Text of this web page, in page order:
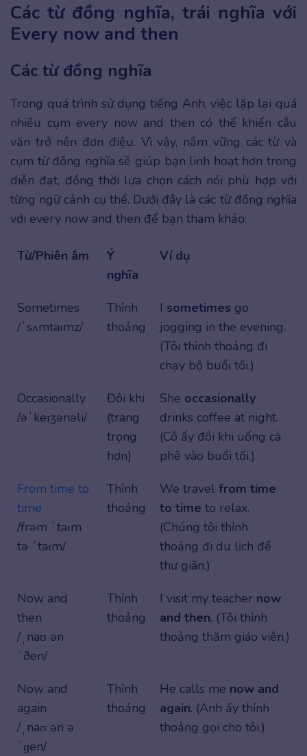
Các từ đồng nghĩa, trái nghĩa với
Every now and then
Các từ đồng nghĩa
Trong quá trình sử dụng tiếng Anh, việc lặp lại quá
nhiều cụm every now and then có thể khiến câu
văn trở nên đơn điệu. Vì vậy, nắm vững các từ và
cụm từ đồng nghĩa sẽ giúp bạn linh hoạt hơn trong
diễn đạt, đồng thời lựa chọn cách nói phù hợp với
từng ngữ cảnh cụ thể. Dưới đây là các từ đồng nghĩa
với every now and then để bạn tham khảo:
Từ/Phiên âm
Ý
nghĩa
Ví dụ
Sometimes
/ˈsʌmtaɪmz/
Thỉnh
thoảng
I sometimes go
jogging in the evening.
(Tôi thỉnh thoảng đi
chạy bộ buổi tối.)
Occasionally
/əˈkeɪʒənəli/
Đôi khi
(trang
trọng
hơn)
She occasionally
drinks coffee at night.
(Cô ấy đôi khi uống cà
phê vào buổi tối.)
From time to
time
/frəm ˈtaɪm
tə ˈtaɪm/
Thỉnh
thoảng
We travel from time
to time to relax.
(Chúng tôi thỉnh
thoảng đi du lịch để
thư giãn.)
Now and
then
/ˌnaʊ ən
ˈðen/
Thỉnh
thoảng
I visit my teacher now
and then. (Tôi thỉnh
thoảng thăm giáo viên.)
Now and
again
/ˌnaʊ ən ə
ˈɡen/
Thỉnh
thoảng
He calls me now and
again. (Anh ấy thỉnh
thoảng gọi cho tôi.)